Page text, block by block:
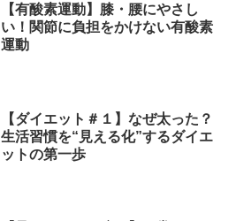
【有酸素運動】膝・腰にやさし
い！関節に負担をかけない有酸素
運動
【ダイエット＃１】なぜ太った？
生活習慣を“見える化”するダイエ
ットの第一歩